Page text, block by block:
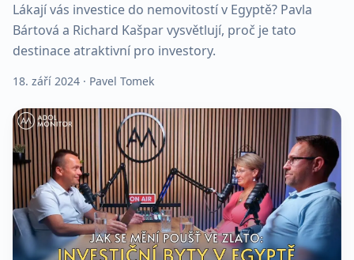
Lákají vás investice do nemovitostí v Egyptě? Pavla
Bártová a Richard Kašpar vysvětlují, proč je tato
destinace atraktivní pro investory.
18. září 2024 · Pavel Tomek